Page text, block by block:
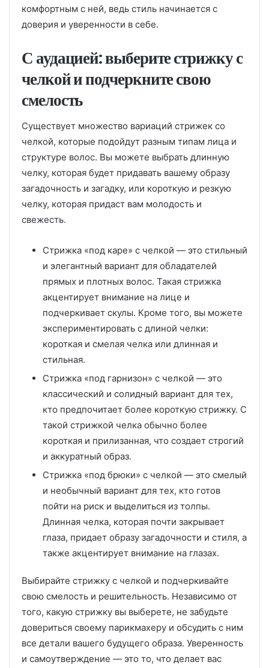
комфортным с ней, ведь стиль начинается с
доверия и уверенности в себе.
С аудацией: выберите стрижку с
челкой и подчеркните свою
смелость
Существует множество вариаций стрижек со
челкой, которые подойдут разным типам лица и
структуре волос. Вы можете выбрать длинную
челку, которая будет придавать вашему образу
загадочность и загадку, или короткую и резкую
челку, которая придаст вам молодость и
свежесть.
Стрижка «под каре» с челкой — это стильный
и элегантный вариант для обладателей
прямых и плотных волос. Такая стрижка
акцентирует внимание на лице и
подчеркивает скулы. Кроме того, вы можете
экспериментировать с длиной челки:
короткая и смелая челка или длинная и
стильная.
Стрижка «под гарнизон» с челкой — это
классический и солидный вариант для тех,
кто предпочитает более короткую стрижку. С
такой стрижкой челка обычно более
короткая и прилизанная, что создает строгий
и аккуратный образ.
Стрижка «под брюки» с челкой — это смелый
и необычный вариант для тех, кто готов
пойти на риск и выделиться из толпы.
Длинная челка, которая почти закрывает
глаза, придает образу загадочности и стиля, а
также акцентирует внимание на глазах.
Выбирайте стрижку с челкой и подчеркивайте
свою смелость и решительность. Независимо от
того, какую стрижку вы выберете, не забудьте
довериться своему парикмахеру и обсудить с ним
все детали вашего будущего образа. Уверенность
и самоутверждение — это то, что делает вас